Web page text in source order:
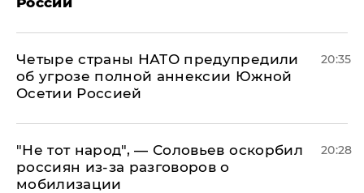
Четыре страны НАТО предупредили
об угрозе полной аннексии Южной
Осетии Россией
20:35
​"Не тот народ", — Соловьев оскорбил
россиян из-за разговоров о
мобилизации
20:28